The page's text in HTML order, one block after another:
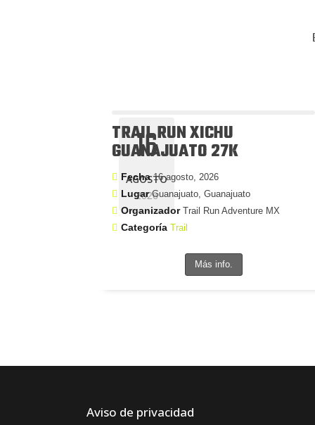
16
AGOSTO
2026
TRAIL RUN XICHU
GUANAJUATO 27K
Fecha16 agosto, 2026
LugarGuanajuato, Guanajuato
OrganizadorTrail Run Adventure MX
CategoríaTrail
Más info.
Aviso de privacidad